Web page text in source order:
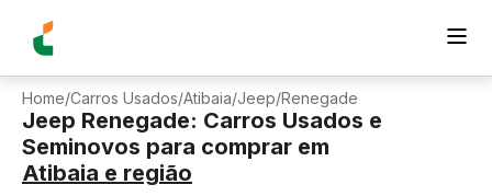
Home/Carros Usados/Atibaia/Jeep/Renegade
Jeep Renegade: Carros Usados e
Seminovos para comprar em
Atibaia e região